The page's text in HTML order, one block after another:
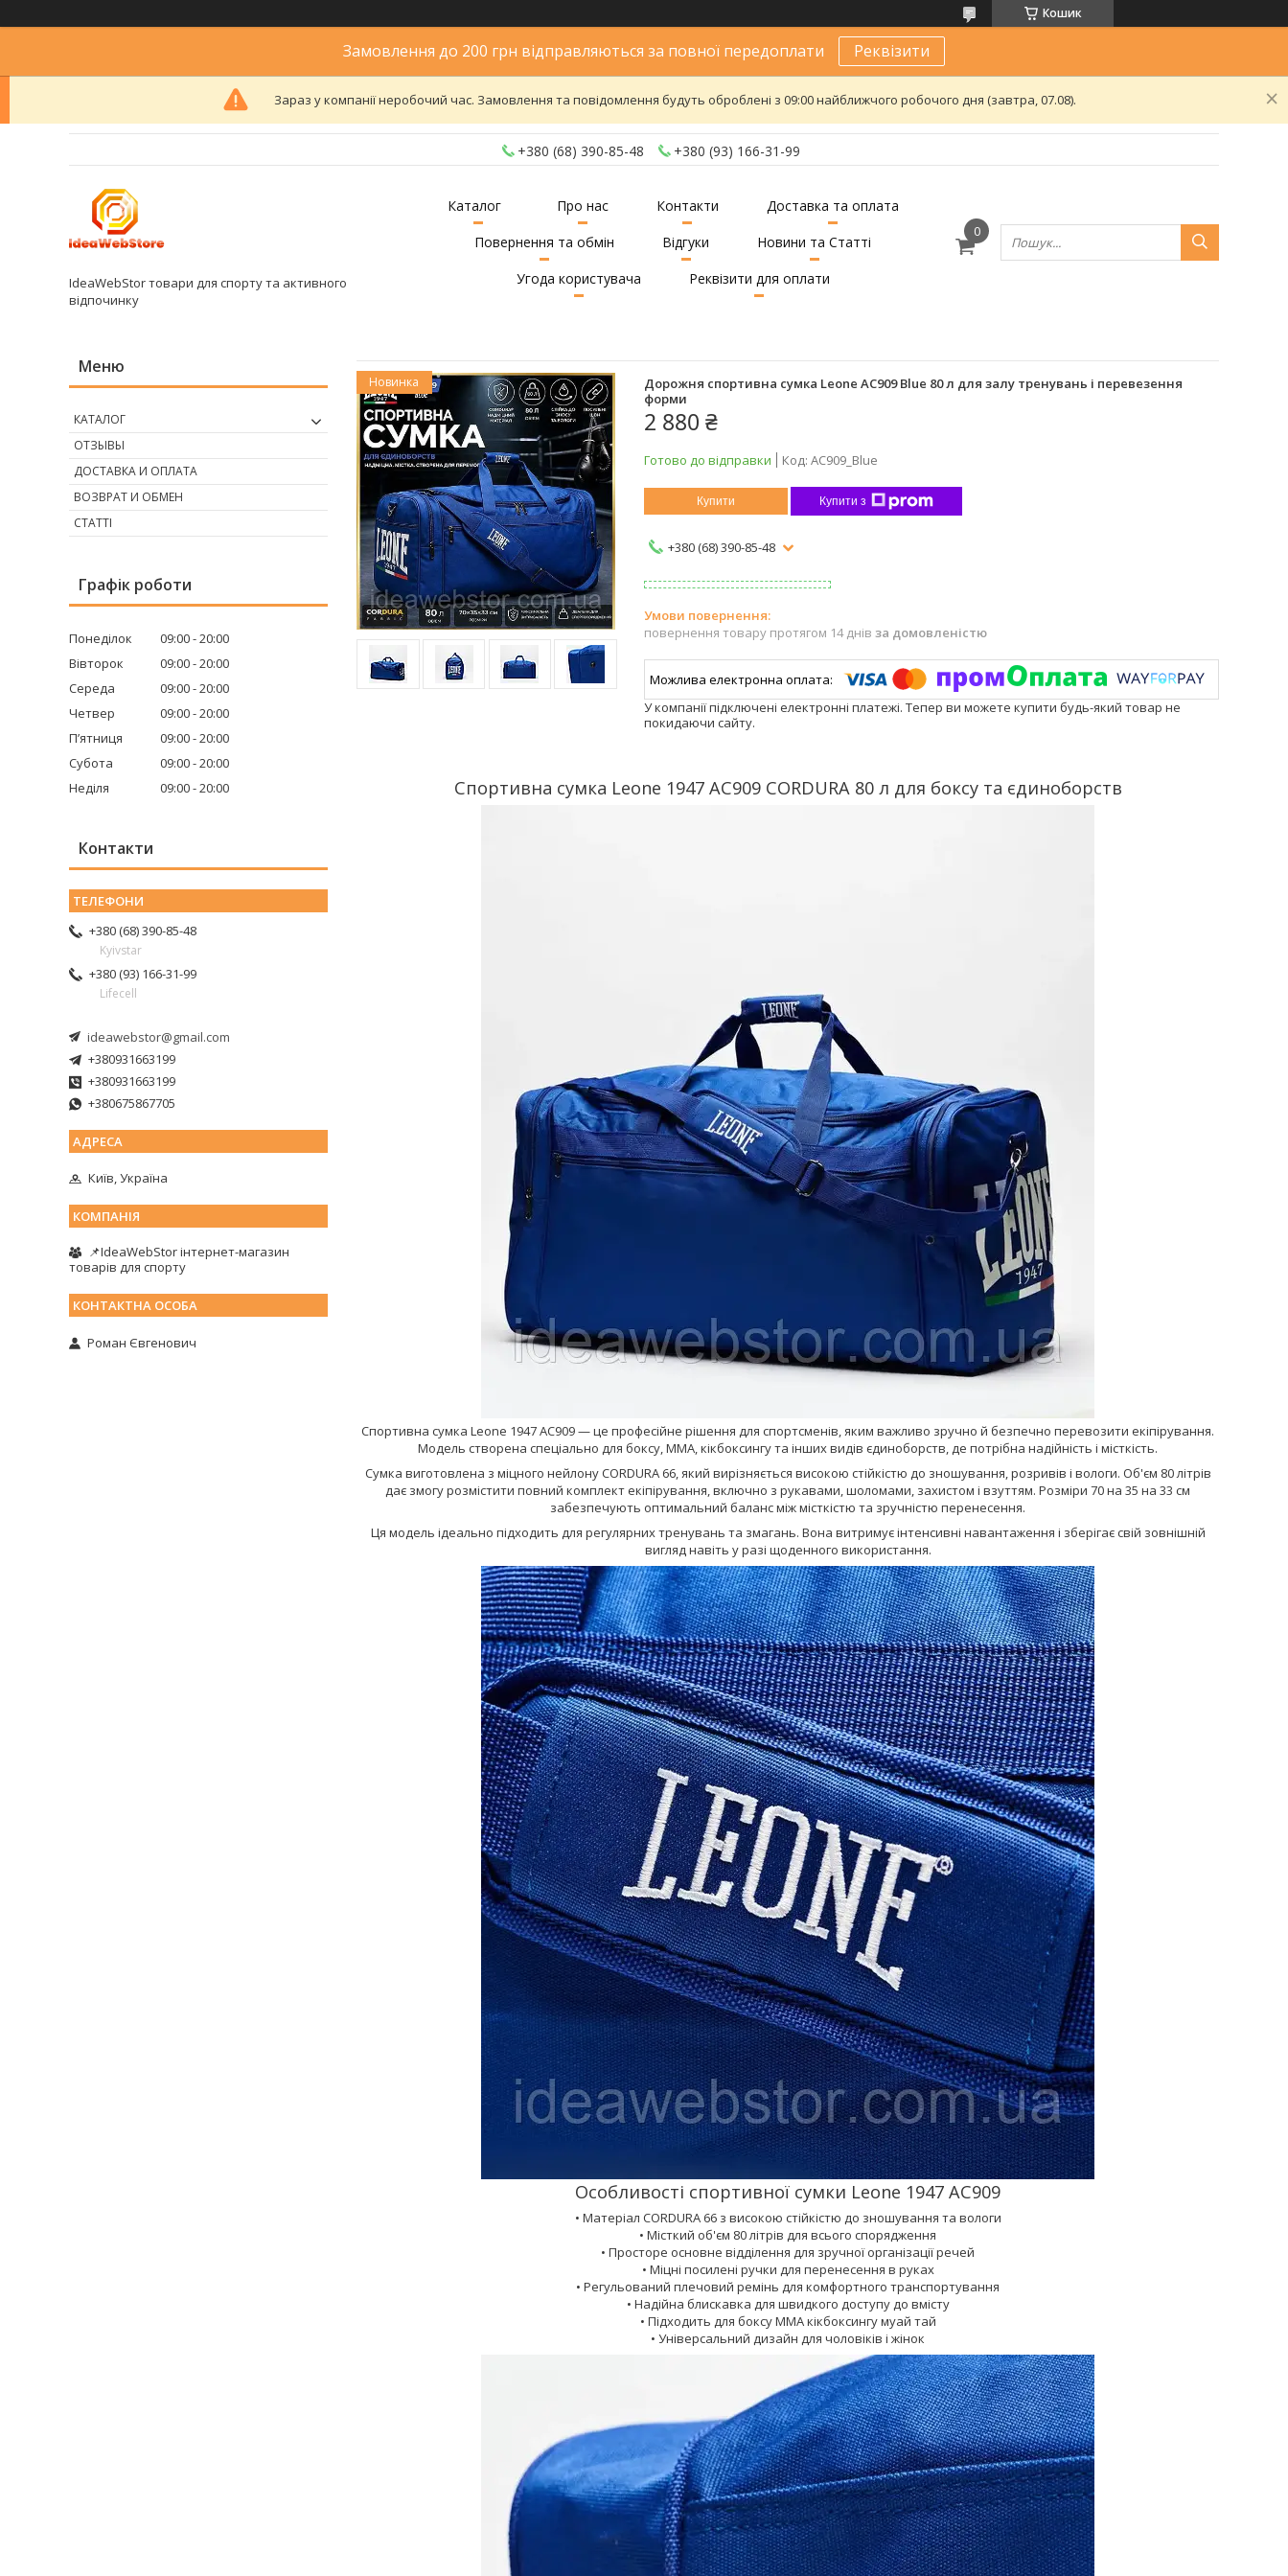
Кошик
Замовлення до 200 грн відправляються за повної передоплати Реквізити
Зараз у компанії неробочий час. Замовлення та повідомлення будуть оброблені з 09:00 найближчого робочого дня (завтра, 07.08).
+380 (68) 390-85-48 +380 (93) 166-31-99
IdeaWebStor товари для спорту та активного
відпочинку
Каталог Про нас Контакти
Доставка та оплата
Повернення та обмін
Відгуки
Новини та Статті
Угода користувача
Реквізити для оплати
Новинка
Дорожня спортивна сумка Leone AC909 Blue 80 л для залу тренувань і перевезення
форми
2 880 ₴
Готово до відправки Код: AC909_Blue
Купити Купити з
+380 (68) 390-85-48
повернення товару протягом 14 днів за домовленістю
У компанії підключені електронні платежі. Тепер ви можете купити будь-який товар не
покидаючи сайту.
Спортивна сумка Leone 1947 AC909 CORDURA 80 л для боксу та єдиноборств
Спортивна сумка Leone 1947 AC909 — це професійне рішення для спортсменів, яким важливо зручно й безпечно перевозити екіпірування.
Модель створена спеціально для боксу, ММА, кікбоксингу та інших видів єдиноборств, де потрібна надійність і місткість.
Сумка виготовлена з міцного нейлону CORDURA 66, який вирізняється високою стійкістю до зношування, розривів і вологи. Об'єм 80 літрів
дає змогу розмістити повний комплект екіпірування, включно з рукавами, шоломами, захистом і взуттям. Розміри 70 на 35 на 33 см
забезпечують оптимальний баланс між місткістю та зручністю перенесення.
Ця модель ідеально підходить для регулярних тренувань та змагань. Вона витримує інтенсивні навантаження і зберігає свій зовнішній
вигляд навіть у разі щоденного використання.
Особливості спортивної сумки Leone 1947 AC909
• Матеріал CORDURA 66 з високою стійкістю до зношування та вологи
• Місткий об'єм 80 літрів для всього спорядження
• Просторе основне відділення для зручної організації речей
• Міцні посилені ручки для перенесення в руках
• Регульований плечовий ремінь для комфортного транспортування
• Надійна блискавка для швидкого доступу до вмісту
• Підходить для боксу ММА кікбоксингу муай тай
• Універсальний дизайн для чоловіків і жінок
КАТАЛОГ
ОТЗЫВЫ
ДОСТАВКА И ОПЛАТА
ВОЗВРАТ И ОБМЕН
СТАТТІ
Графік роботи
Понеділок 09:00 20:00
Вівторок
09:00 20:00
Середа
09:00 20:00
Четвер
09:00 20:00
Пʼятниця
09:00 20:00
Субота
09:00 20:00
Неділя
09:00 20:00
Контакти
+380 (68) 390-85-48
Kyivstar
+380 (93) 166-31-99
Lifecell
ideawebstor@gmail.com
+380931663199
+380931663199
+380675867705
Київ, Україна
📌IdeaWebStor інтернет-магазин
товарів для спорту
Роман Євгенович